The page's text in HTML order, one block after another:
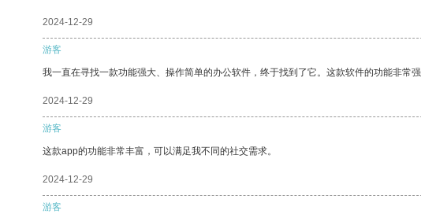
2024-12-29
游客
我一直在寻找一款功能强大、操作简单的办公软件，终于找到了它。这款软件的功能非常
2024-12-29
游客
这款app的功能非常丰富，可以满足我不同的社交需求。
2024-12-29
游客